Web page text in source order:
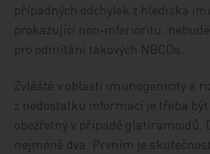
případných odchylek z hlediska
prokazující non‑inferioritu,
pro odmítání takových NBCDs.
Zvláště v oblasti imunogenicity a
z nedostatku informací je třeba
obezřetný v případě glatiramoidů.
nejméně dva. Prvním je